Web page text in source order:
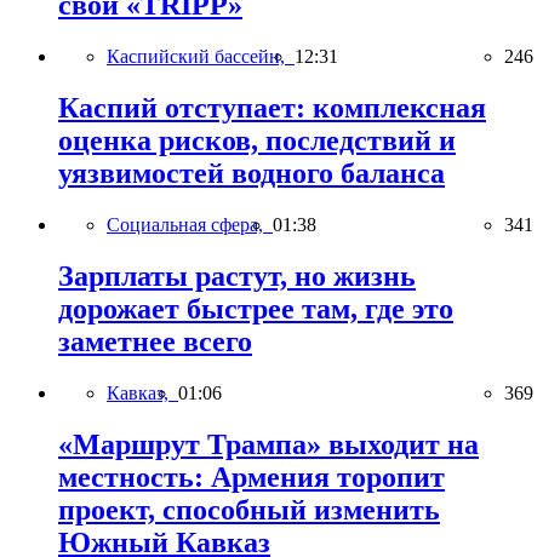
Каспийский бассейн, 12:31 246
Каспий отступает: комплексная
оценка рисков, последствий и
уязвимостей водного баланса
Социальная сфера, 01:38 341
Зарплаты растут, но жизнь
дорожает быстрее там, где это
заметнее всего
Кавказ, 01:06 369
«Маршрут Трампа» выходит на
местность: Армения торопит
проект, способный изменить
Южный Кавказ